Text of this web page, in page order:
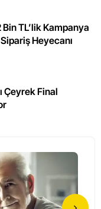
Bin TL’lik Kampanya
Heyecanı
Çeyrek Final